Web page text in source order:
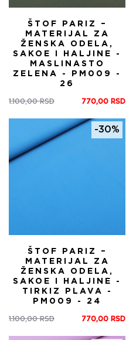
ŠTOF PARIZ –
MATERIJAL ZA
ŽENSKA ODELA,
SAKOE I HALJINE -
MASLINASTO
ZELENA - PM009 -
26
1.100,00RSD
Оригинална
цена
је
770,00 RSD
Тренутна
цена
је:
770,00 RSD.
-30%
ŠTOF PARIZ –
MATERIJAL ZA
ŽENSKA ODELA,
SAKOE I HALJINE -
TIRKIZ PLAVA -
PM009 - 24
1.100,00RSD
Оригинална
цена
770,00 RSD
Тренутна
цена